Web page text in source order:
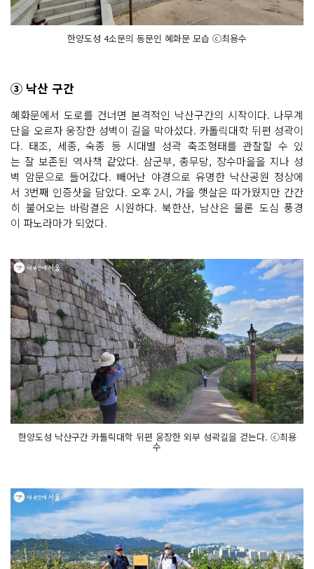
한양도성 4소문의 동문인 혜화문 모습 ⓒ최용수
③ 낙산 구간
혜화문에서 도로를 건너면 본격적인 낙산구간의 시작이다. 나무계
단을 오르자 웅장한 성벽이 길을 막아섰다. 카톨릭대학 뒤편 성곽이
다. 태조, 세종, 숙종 등 시대별 성곽 축조형태를 관찰할 수 있
는 잘 보존된 역사책 같았다. 삼군부, 총무당, 장수마을을 지나 성
벽 암문으로 들어갔다. 빼어난 야경으로 유명한 낙산공원 정상에
서 3번째 인증샷을 담았다. 오후 2시, 가을 햇살은 따가웠지만 간간
히 불어오는 바람결은 시원하다. 북한산, 남산은 물론 도심 풍경
이 파노라마가 되었다.
한양도성 낙산구간 카톨릭대학 뒤편 웅장한 외부 성곽길을 걷는다. ⓒ최용
수